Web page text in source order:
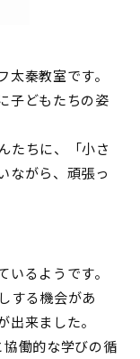
秦教室です。
子どもたちの姿
たちに、「小さ
ながら、頑張っ
るようです。
する機会があ
来ました。
働的な学びの循